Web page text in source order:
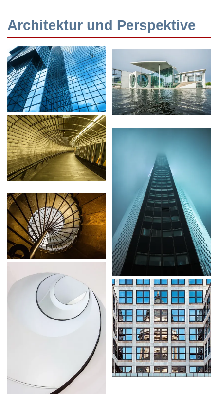
Architektur und Perspektive